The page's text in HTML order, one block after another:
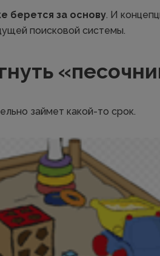
берется за основу. И
поисковой системы.
займет какой-то срок.